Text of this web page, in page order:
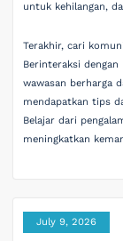
untuk kehilangan,
Terakhir, cari
Berinteraksi
wawasan berharga
mendapatkan tips
Belajar dari
meningkatkan
July 9, 2026